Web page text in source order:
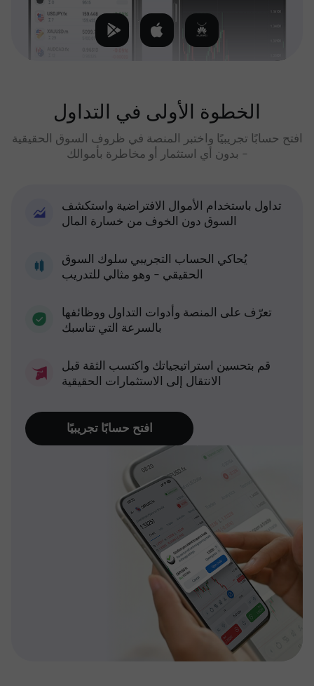
الخطوة الأولى في التداول
افتح حسابًا تجريبيًا واختبر المنصة في ظروف السوق الحقيقية
- بدون أي استثمار أو مخاطرة بأموالك
تداول باستخدام الأموال الافتراضية واستكشف
السوق دون الخوف من خسارة المال
يُحاكي الحساب التجريبي سلوك السوق
الحقيقي - وهو مثالي للتدريب
تعرّف على المنصة وأدوات التداول ووظائفها
بالسرعة التي تناسبك
قم بتحسين استراتيجياتك واكتسب الثقة قبل
الانتقال إلى الاستثمارات الحقيقية
افتح حسابًا تجريبيًا